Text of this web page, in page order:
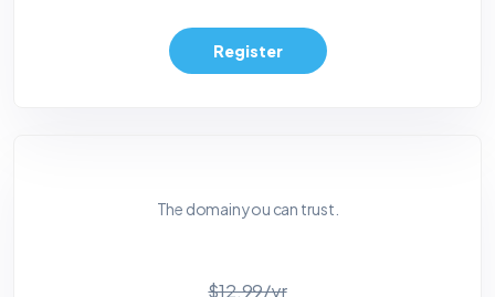
Register
The domain you can trust.
$12.99/yr